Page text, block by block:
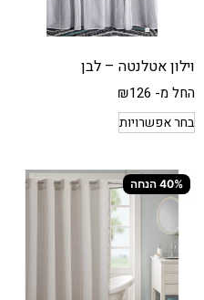
וילון אטלנטה – לבן
החל מ- ₪126
בחר אפשרויות
40% הנחה